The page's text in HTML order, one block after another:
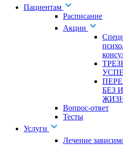
Пациентам
Расписание
Акции
БЕЗ
Вопрос-ответ
Тесты
Услуги
Лечение